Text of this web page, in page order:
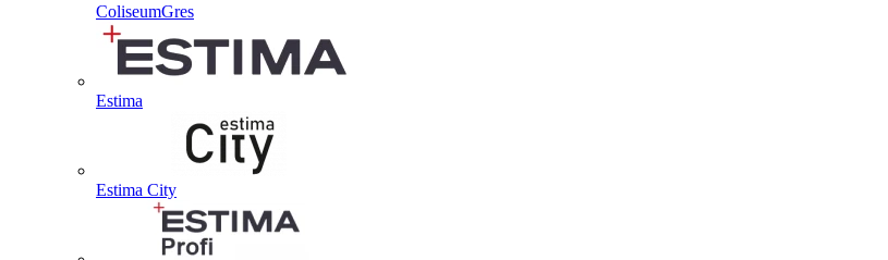
ColiseumGres
Estima
Estima City